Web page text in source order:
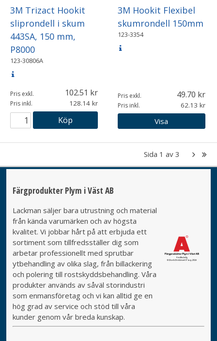
3M Trizact Hookit
sliprondell i skum
443SA, 150 mm,
P8000
123-30806A
Pris exkl. 102.51
Pris inkl. 128.14
Köp
3M Hookit Flexibel
skumrondell 150mm
123-3354
Pris exkl. 49.70
Pris inkl. 62.13
Visa
Sida 1 av 3
Färgprodukter Plym i Väst AB
Lackman säljer bara utrustning och material
från kända varumärken och av högsta
kvalitet. Vi jobbar hårt på att erbjuda ett
sortiment som tillfredsställer dig som
arbetar professionellt med sprutbar
ytbehandling av olika slag, från billackering
och polering till rostskyddsbehandling. Våra
produkter används av såväl storindustri
som enmansföretag och vi kan alltid ge en
hög grad av service och stöd till våra
kunder genom vår breda kunskap.